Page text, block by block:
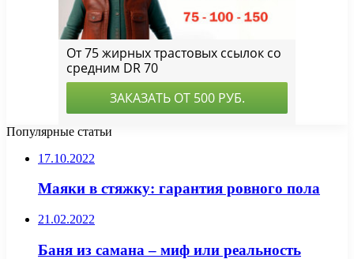
Популярные статьи
17.10.2022
Маяки в стяжку: гарантия ровного пола
21.02.2022
Баня из самана – миф или реальность